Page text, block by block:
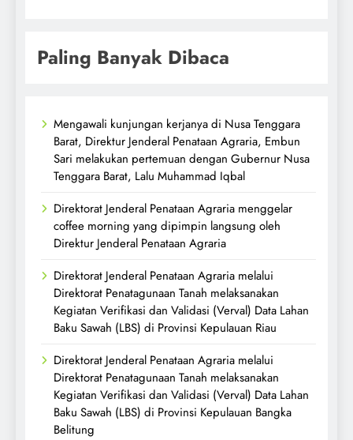
Paling Banyak Dibaca
Mengawali kunjungan kerjanya di Nusa Tenggara
Barat, Direktur Jenderal Penataan Agraria, Embun
Sari melakukan pertemuan dengan Gubernur Nusa
Tenggara Barat, Lalu Muhammad Iqbal
Direktorat Jenderal Penataan Agraria menggelar
coffee morning yang dipimpin langsung oleh
Direktur Jenderal Penataan Agraria
Direktorat Jenderal Penataan Agraria melalui
Direktorat Penatagunaan Tanah melaksanakan
Kegiatan Verifikasi dan Validasi (Verval) Data Lahan
Baku Sawah (LBS) di Provinsi Kepulauan Riau
Direktorat Jenderal Penataan Agraria melalui
Direktorat Penatagunaan Tanah melaksanakan
Kegiatan Verifikasi dan Validasi (Verval) Data Lahan
Baku Sawah (LBS) di Provinsi Kepulauan Bangka
Belitung